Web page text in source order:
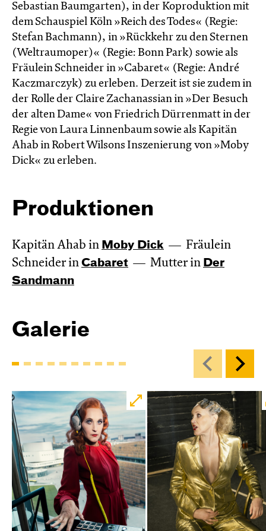
Sebastian Baumgarten), in der Koproduktion mit
dem Schauspiel Köln »Reich des Todes« (Regie:
Stefan Bachmann), in »Rückkehr zu den Sternen
(Weltraumoper)« (Regie: Bonn Park) sowie als
Fräulein Schneider in »Cabaret« (Regie: André
Kaczmarczyk) zu erleben. Derzeit ist sie zudem in
der Rolle der Claire Zachanassian in »Der Besuch
der alten Dame« von Friedrich Dürrenmatt in der
Regie von Laura Linnenbaum sowie als Kapitän
Ahab in Robert Wilsons Inszenierung von »Moby
Dick« zu erleben.
Produktionen
Kapitän Ahab in Moby Dick
Fräulein
Schneider in Cabaret Mutter in Der
Sandmann
Galerie